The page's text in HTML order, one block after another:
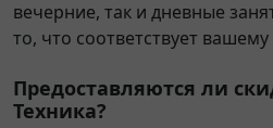
вечерние, так и дневные
то, что соответствует вашему
Предоставляются ли
Техника?